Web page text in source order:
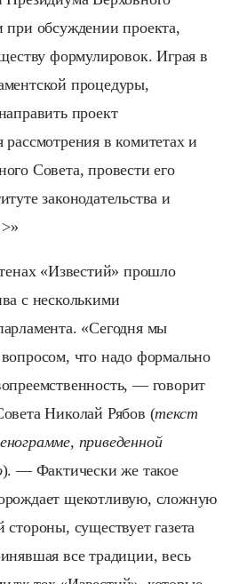
при обсуждении проекта,
формулировок. Играя в
процедуры,
проект
рассмотрения в комитетах и
Совета, провести его
законодательства и
«Известий» прошло
с несколькими
«Сегодня мы
что надо формально
— говорит
Николай Рябов (текст
приведенной
). — Фактически же такое
щекотливую, сложную
существует газета
все традиции, весь